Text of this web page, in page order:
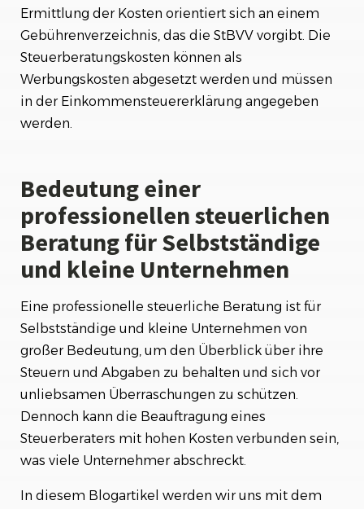
Einsparpotenziale durch eine gute Buchhaltung
Preise vergleichen: Was kostet ein guter
Steuerberater im Durchschnitt?
Vertrauen ist wichtig: Worauf sollte man bei der
Vorteile einer langfristigen Zusammenarbeit
mit einem festen Steuerberater
Häufige Fragen
Ermittlung der Kosten orientiert sich an einem
Gebührenverzeichnis, das die StBVV vorgibt. Die
Steuerberatungskosten können als
Werbungskosten abgesetzt werden und müssen
in der Einkommensteuererklärung angegeben
werden.
Bedeutung einer
professionellen steuerlichen
Beratung für Selbstständige
und kleine Unternehmen
Eine professionelle steuerliche Beratung ist für
Selbstständige und kleine Unternehmen von
großer Bedeutung, um den Überblick über ihre
Steuern und Abgaben zu behalten und sich vor
unliebsamen Überraschungen zu schützen.
Dennoch kann die Beauftragung eines
Steuerberaters mit hohen Kosten verbunden sein,
was viele Unternehmer abschreckt.
In diesem Blogartikel werden wir uns mit dem